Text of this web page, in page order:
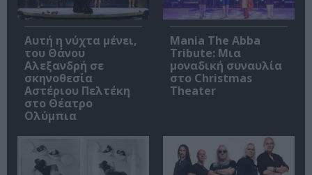
Αυτή η νύχτα μένει,
του Θάνου
Αλεξανδρή σε
σκηνοθεσία
Αστέριου Πελτέκη
στο Θέατρο
Ολύμπια
Mania The Abba
Tribute: Μια
μοναδική συναυλία
στο Christmas
Theater